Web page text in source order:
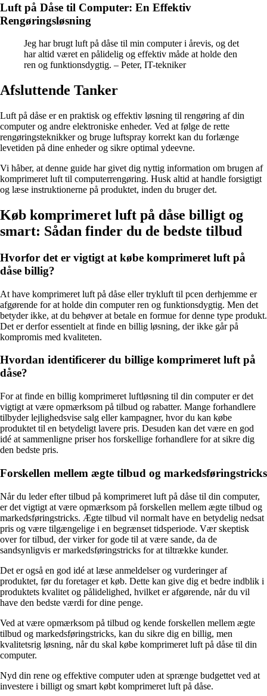
Luft på Dåse til Computer: En Effektiv
Rengøringsløsning
Jeg har brugt luft på dåse til min computer i årevis, og det
har altid været en pålidelig og effektiv måde at holde den
ren og funktionsdygtig. – Peter, IT-tekniker
Afsluttende Tanker
Luft på dåse er en praktisk og effektiv løsning til rengøring af din
computer og andre elektroniske enheder. Ved at følge de rette
rengøringsteknikker og bruge luftspray korrekt kan du forlænge
levetiden på dine enheder og sikre optimal ydeevne.
Vi håber, at denne guide har givet dig nyttig information om brugen af
komprimeret luft til computerrengøring. Husk altid at handle forsigtigt
og læse instruktionerne på produktet, inden du bruger det.
Køb komprimeret luft på dåse billigt og
smart: Sådan finder du de bedste tilbud
Hvorfor det er vigtigt at købe komprimeret luft på
dåse billig?
At have komprimeret luft på dåse eller trykluft til pcen derhjemme er
afgørende for at holde din computer ren og funktionsdygtig. Men det
betyder ikke, at du behøver at betale en formue for denne type produkt.
Det er derfor essentielt at finde en billig løsning, der ikke går på
kompromis med kvaliteten.
Hvordan identificerer du billige komprimeret luft på
dåse?
For at finde en billig komprimeret luftløsning til din computer er det
vigtigt at være opmærksom på tilbud og rabatter. Mange forhandlere
tilbyder lejlighedsvise salg eller kampagner, hvor du kan købe
produktet til en betydeligt lavere pris. Desuden kan det være en god
idé at sammenligne priser hos forskellige forhandlere for at sikre dig
den bedste pris.
Forskellen mellem ægte tilbud og markedsføringstricks
Når du leder efter tilbud på komprimeret luft på dåse til din computer,
er det vigtigt at være opmærksom på forskellen mellem ægte tilbud og
markedsføringstricks. Ægte tilbud vil normalt have en betydelig nedsat
pris og være tilgængelige i en begrænset tidsperiode. Vær skeptisk
over for tilbud, der virker for gode til at være sande, da de
sandsynligvis er markedsføringstricks for at tiltrække kunder.
Det er også en god idé at læse anmeldelser og vurderinger af
produktet, før du foretager et køb. Dette kan give dig et bedre indblik i
produktets kvalitet og pålidelighed, hvilket er afgørende, når du vil
have den bedste værdi for dine penge.
Ved at være opmærksom på tilbud og kende forskellen mellem ægte
tilbud og markedsføringstricks, kan du sikre dig en billig, men
kvalitetsrig løsning, når du skal købe komprimeret luft på dåse til din
computer.
Nyd din rene og effektive computer uden at sprænge budgettet ved at
investere i billigt og smart købt komprimeret luft på dåse.